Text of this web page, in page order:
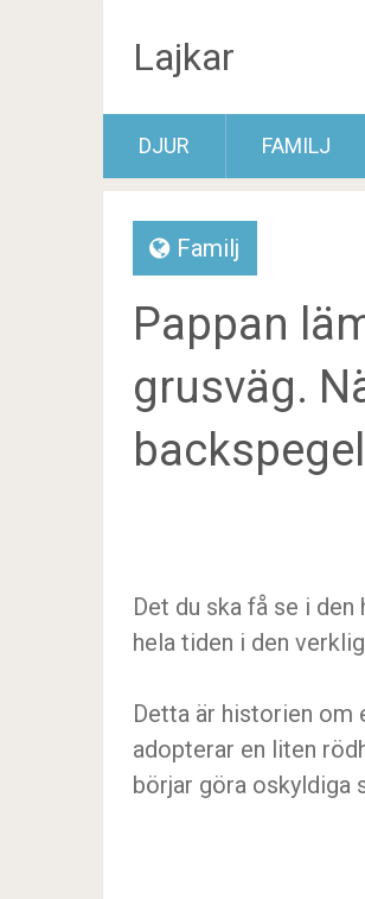
Lajkar
DJUR FAMILJ
Familj
Pappan
grusväg.
Det du ska få se i
hela tiden i den
Detta är historien
adopterar en liten
börjar göra oskyldiga